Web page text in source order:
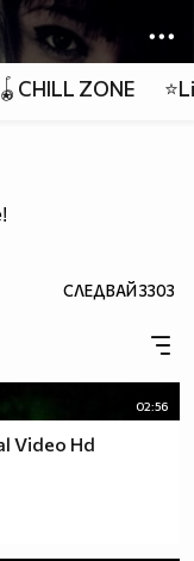
🪀CHILL ZONE
за гледания
гледайте!
СЛЕДВАЙ3303
02:56
Video Hd